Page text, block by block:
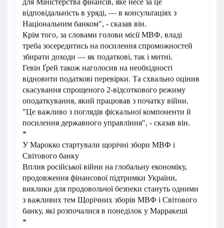
для Міністерства фінансів, яке несе за це
відповідальність в уряді, — в консультаціях з
Національним банком", - сказав він.
Крім того, за словами голови місії МВФ, владі
треба зосередитись на посилення спроможностей
збирати доходи — як податкові, так і митні.
Гевін Ґрей також наголосив на необхідності
відновити податкові перевірки. Та схвально оцінив
скасування спрощеного 2-відсоткового режиму
оподаткування, який працював з початку війни.
"Це важливо з поглядів фіскальної компоненти й
посилення державного управління", - сказав він.
*
У Марокко стартували щорічні збори МВФ і
Світового банку
Вплив російської війни на глобальну економіку,
продовження фінансової підтримки України,
виклики для продовольчої безпеки стануть одними
з важливих тем Щорічних зборів МВФ і Світового
банку, які розпочалися в понеділок у Марракеші
*